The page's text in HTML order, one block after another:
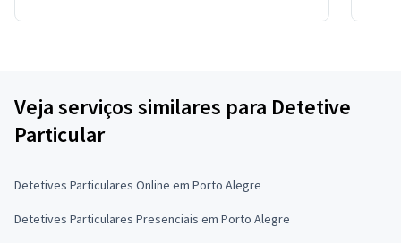
Veja serviços similares para Detetive
Particular
Detetives Particulares Online em Porto Alegre
Detetives Particulares Presenciais em Porto Alegre